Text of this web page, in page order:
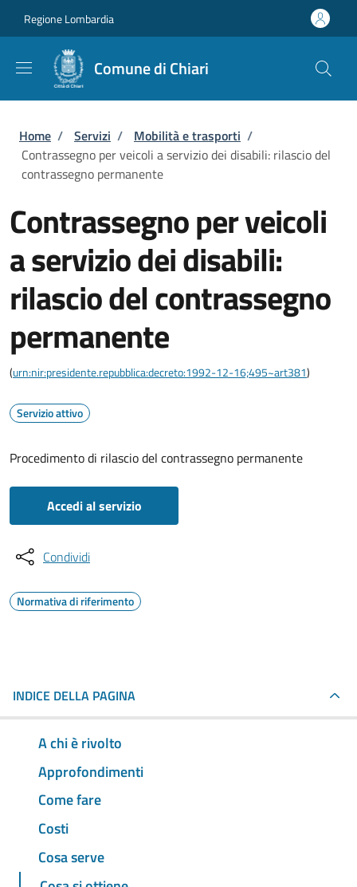
Regione Lombardia
Comune di Chiari
Briciole di pane
Home / Servizi / Mobilità e trasporti /
Contrassegno per veicoli a servizio dei disabili: rilascio del
contrassegno permanente
Contrassegno per veicoli
a servizio dei disabili:
rilascio del contrassegno
permanente
(urn:nir:presidente.repubblica:decreto:1992-12-16;495~art381)
Servizio attivo
Procedimento di rilascio del contrassegno permanente
Accedi al servizio
Condividi
Normativa di riferimento
INDICE DELLA PAGINA
A chi è rivolto
Approfondimenti
Come fare
Costi
Cosa serve